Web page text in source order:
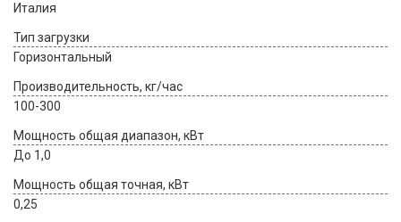
Италия
Тип загрузки
Горизонтальный
Производительность, кг/час
100-300
Мощность общая диапазон, кВт
До 1,0
Мощность общая точная, кВт
0,25